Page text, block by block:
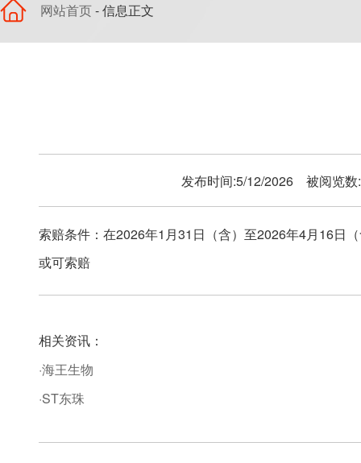
网站首页- 信息正文
发布时间:5/12/2026 被阅览
索赔条件： 在2026年1月31日（含）至2026年4月16日
或可索赔
相关资讯：
·海王生物
·ST东珠